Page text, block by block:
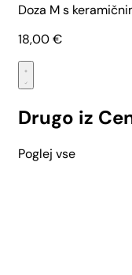
Doza M s
18,00€
Drugo iz
Poglej vse